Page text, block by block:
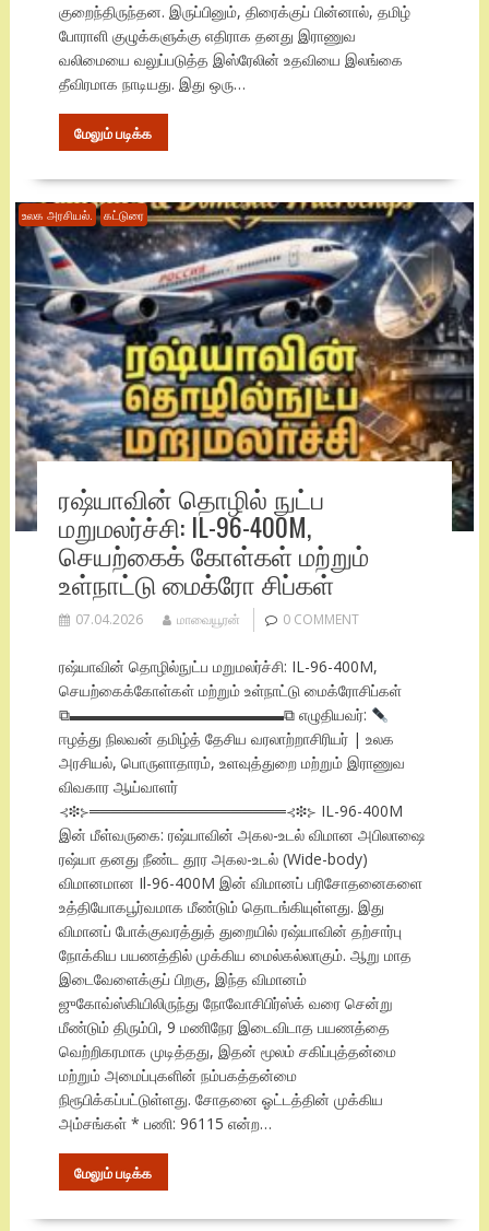
குறைந்திருந்தன. இருப்பினும், திரைக்குப் பின்னால், தமிழ்
போராளி குழுக்களுக்கு எதிராக தனது இராணுவ
வலிமையை வலுப்படுத்த இஸ்ரேலின் உதவியை இலங்கை
தீவிரமாக நாடியது. ​இது ஒரு…
மேலும் படிக்க
உலக அரசியல். கட்டுரை
ரஷ்யாவின் தொழில் நுட்ப
மறுமலர்ச்சி: IL-96-400M,
செயற்கைக் கோள்கள் மற்றும்
உள்நாட்டு மைக்ரோ சிப்கள்
07.04.2026 மாவையூரன் 0 COMMENT
ரஷ்யாவின் தொழில்நுட்ப மறுமலர்ச்சி: IL-96-400M,
செயற்கைக்கோள்கள் மற்றும் உள்நாட்டு மைக்ரோசிப்கள்
⧉▬▬▬▬▬▬▬▬▬▬▬▬▬▬⧉ எழுதியவர்:
ஈழத்து நிலவன் தமிழ்த் தேசிய வரலாற்றாசிரியர் | உலக
அரசியல், பொருளாதாரம், உளவுத்துறை மற்றும் இராணுவ
விவகார ஆய்வாளர்
⊰❉⊱══════════════════⊰❉⊱ IL-96-400M
இன் மீள்வருகை: ரஷ்யாவின் அகல-உடல் விமான அபிலாஷை
ரஷ்யா தனது நீண்ட தூர அகல-உடல் (Wide-body)
விமானமான Il-96-400M இன் விமானப் பரிசோதனைகளை
உத்தியோகபூர்வமாக மீண்டும் தொடங்கியுள்ளது. இது
விமானப் போக்குவரத்துத் துறையில் ரஷ்யாவின் தற்சார்பு
நோக்கிய பயணத்தில் முக்கிய மைல்கல்லாகும். ஆறு மாத
இடைவேளைக்குப் பிறகு, இந்த விமானம்
ஜுகோவ்ஸ்கியிலிருந்து நோவோசிபிர்ஸ்க் வரை சென்று
மீண்டும் திரும்பி, 9 மணிநேர இடைவிடாத பயணத்தை
வெற்றிகரமாக முடித்தது, இதன் மூலம் சகிப்புத்தன்மை
மற்றும் அமைப்புகளின் நம்பகத்தன்மை
நிரூபிக்கப்பட்டுள்ளது. சோதனை ஓட்டத்தின் முக்கிய
அம்சங்கள் * பணி: 96115 என்ற…
மேலும் படிக்க